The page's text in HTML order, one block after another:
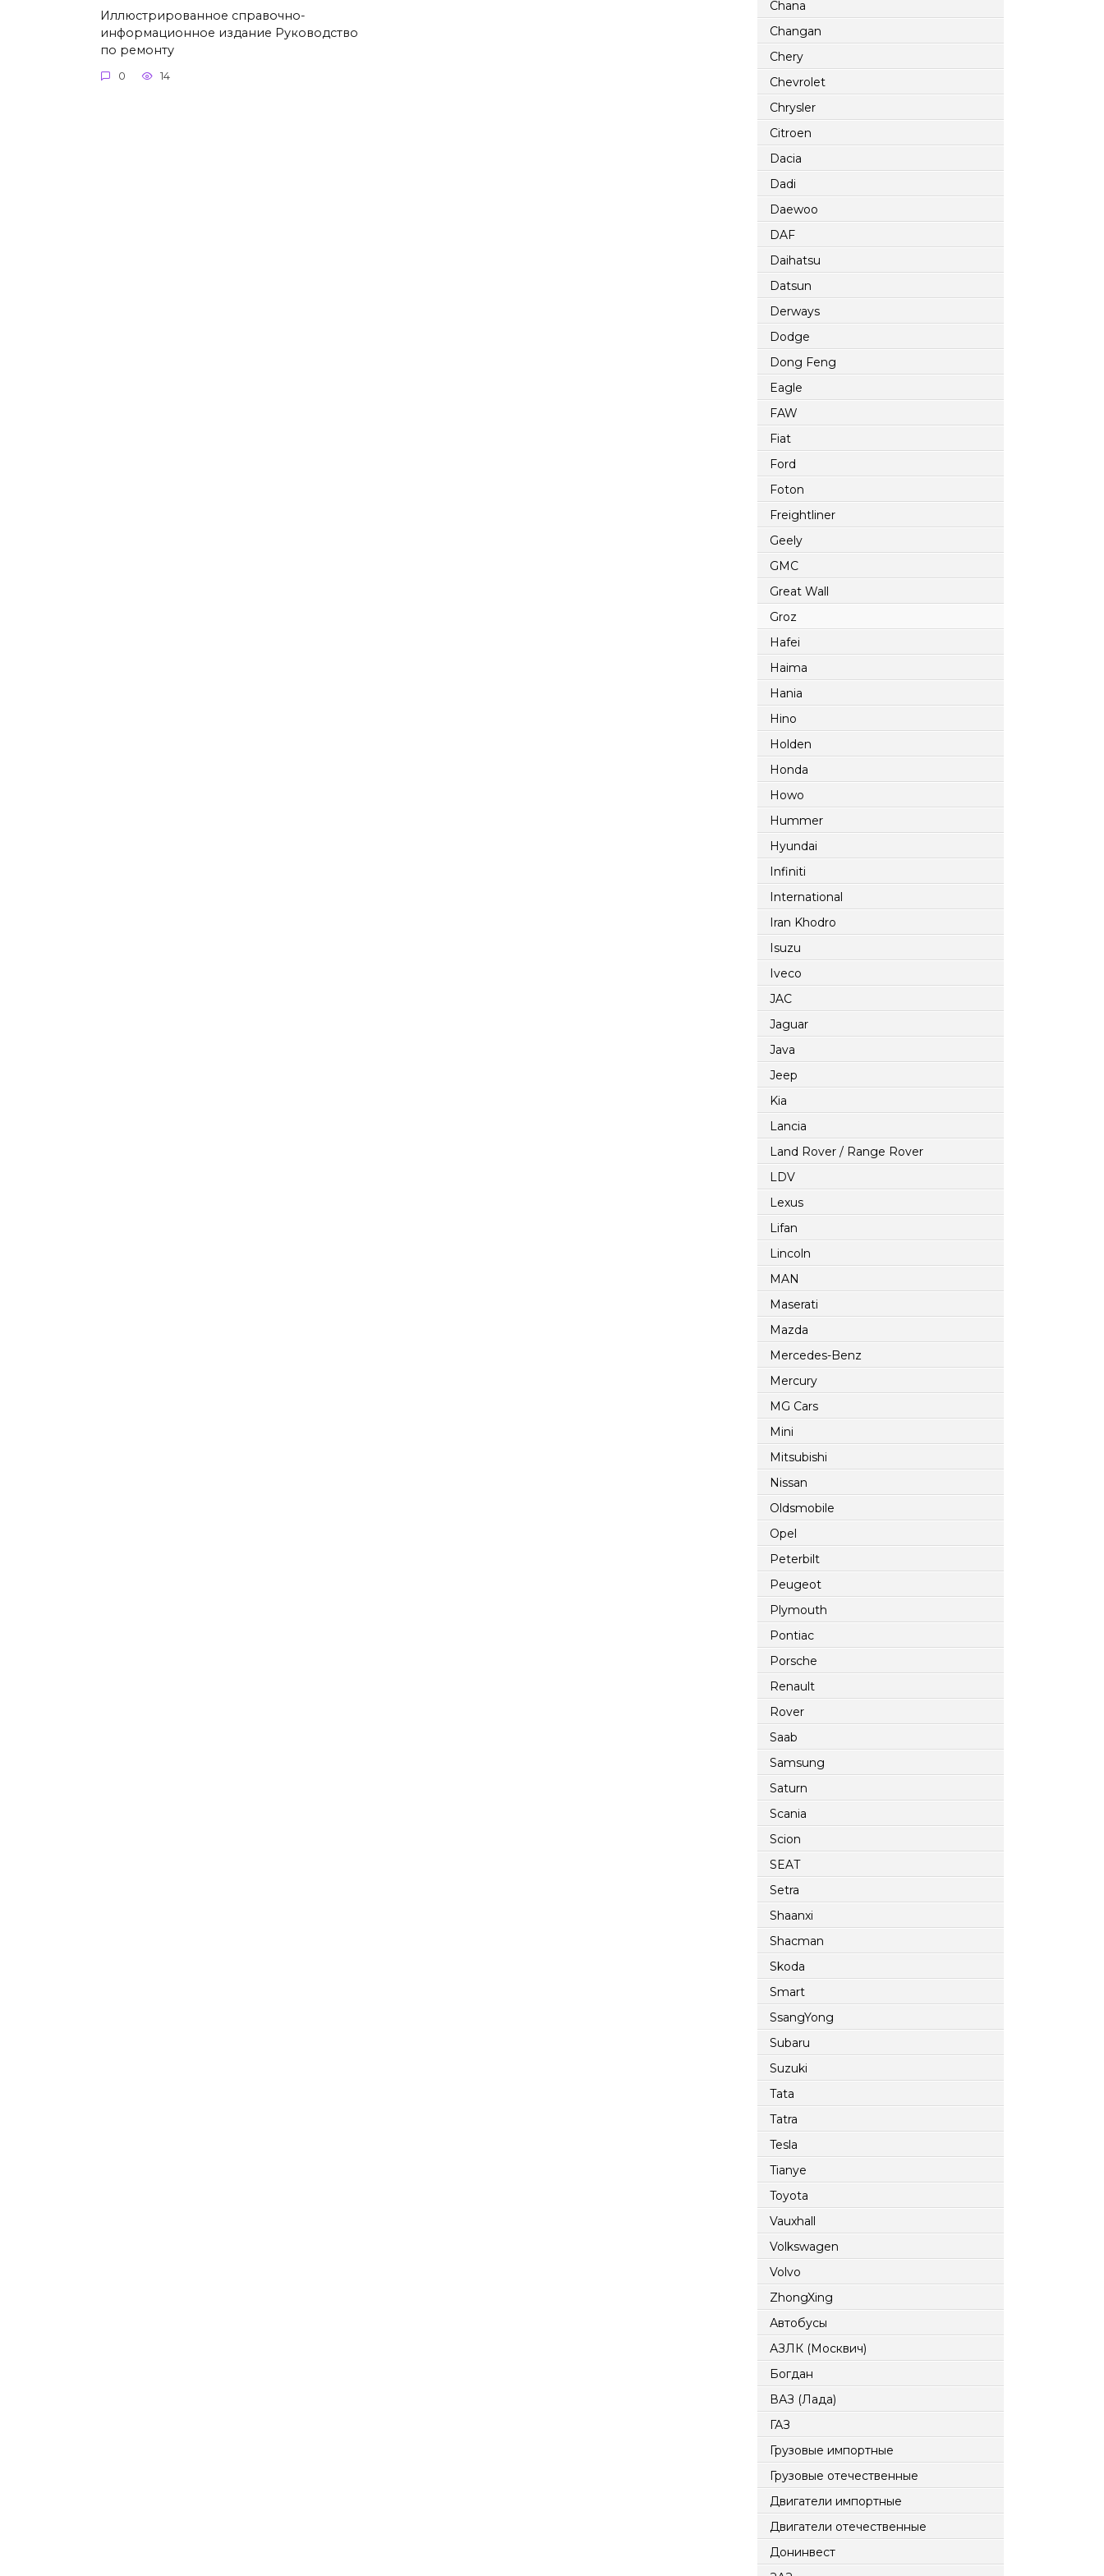
Иллюстрированное справочно-
информационное издание Руководство
по ремонту
0 14
Chana
Changan
Chery
Chevrolet
Chrysler
Citroen
Dacia
Dadi
Daewoo
DAF
Daihatsu
Datsun
Derways
Dodge
Dong Feng
Eagle
FAW
Fiat
Ford
Foton
Freightliner
Geely
GMC
Great Wall
Groz
Hafei
Haima
Hania
Hino
Holden
Honda
Howo
Hummer
Hyundai
Infiniti
International
Iran Khodro
Isuzu
Iveco
JAC
Jaguar
Java
Jeep
Kia
Lancia
Land Rover / Range Rover
LDV
Lexus
Lifan
Lincoln
MAN
Maserati
Mazda
Mercedes-Benz
Mercury
MG Cars
Mini
Mitsubishi
Nissan
Oldsmobile
Opel
Peterbilt
Peugeot
Plymouth
Pontiac
Porsche
Renault
Rover
Saab
Samsung
Saturn
Scania
Scion
SEAT
Setra
Shaanxi
Shacman
Skoda
Smart
SsangYong
Subaru
Suzuki
Tata
Tatra
Tesla
Tianye
Toyota
Vauxhall
Volkswagen
Volvo
ZhongXing
Автобусы
АЗЛК (Москвич)
Богдан
ВАЗ (Лада)
ГАЗ
Грузовые импортные
Грузовые отечественные
Двигатели импортные
Двигатели отечественные
Донинвест